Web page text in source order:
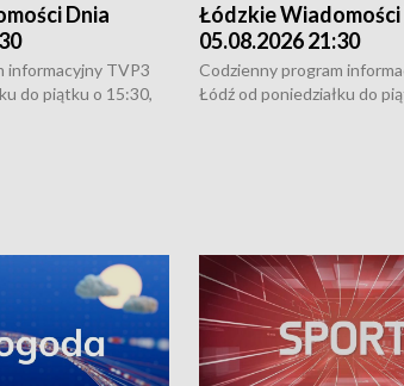
Dnia
informacyjny TVP3
do piątku o 15:30,
Łódzkie Wiadomości
05.08.2026 21:30
Codzienny program
Łódź od poniedziałku do